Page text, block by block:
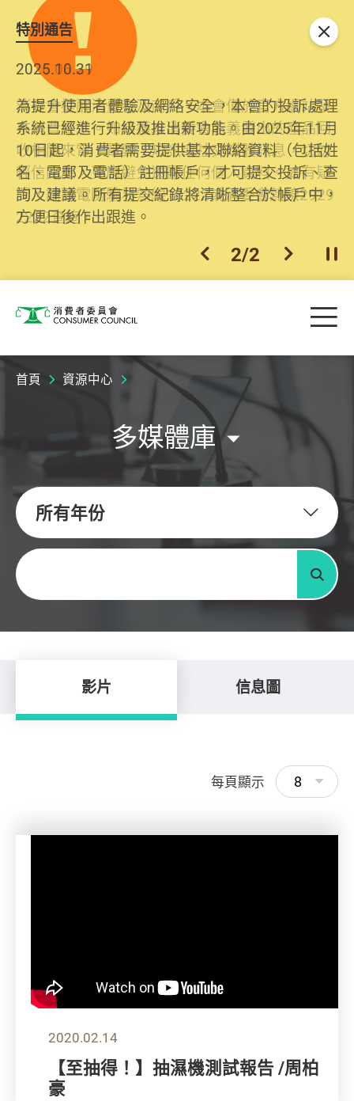
特別通告
2026.06.29
消委會提醒消費者及商戶，本會僅於官方網站發
布消費警示。如接獲以消委會名義發出的產品回
收相關來電、電郵、短訊或社交媒體訊息，切勿
輕信回應，更應避免透露任何個人資料。如有疑
問，請致電防騙易熱線18222或消委會熱線2929
2222查詢。
2025.10.31
為提升使用者體驗及網絡安全，本會的投訴處理
系統已經進行升級及推出新功能。由2025年11月
10日起，消費者需要提供基本聯絡資料（包括姓
名、電郵及電話）註冊帳戶，才可提交投訴、查
詢及建議。所有提交紀錄將清晰整合於帳戶中，
方便日後作出跟進。
上一個
2/2 下一個開
關閉
消費者委員會 目
首頁 資源中心
多媒體庫
所有年份
關鍵字
搜尋
影片 信息圖
每頁顯示 8
2020.02.14
【至抽得！】抽濕機測試報告 /周柏
豪